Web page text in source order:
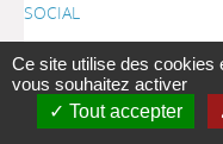
SOCIAL
Commentaire :
Ce site utilise des cookies
vous souhaitez activer
Tout accepter